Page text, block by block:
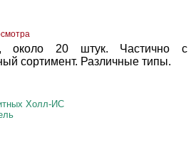
около 20 штук. Частично с
сортимент. Различные типы.
Холл-ИС